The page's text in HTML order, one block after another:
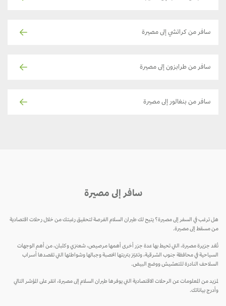
سافر من كراتشي إلى مصيرة
سافر من طرابزون إلى مصيرة
سافر من بنغالور إلى مصيرة
سافر إلى مصيرة
هل ترغب في السفر إلى مصيرة؟ يتيح لك طيران السلام الفرصة لتحقيق رغبتك من خلال رحلات اقتصادية
من مسقط إلى مصيرة.
تُعّد جزيرة مصيرة، التي تحيط بها عدة جزر أخرى أهمها مرصيص، شعنزي وكلبان، من أهم الوجهات
السياحية في محافظة جنوب الشرقية، وتتميّز بتربتها الخصبة وجبالها وشواطئها التي تقصدها أسراب
السلاحف النادرة للتعشيش ووضع البيض.
لمزيد من المعلومات عن الرحلات الاقتصادية التي يوفرها طيران السلام إلى مصيرة، انقر على المؤشر التالي
وأدرج بياناتك.